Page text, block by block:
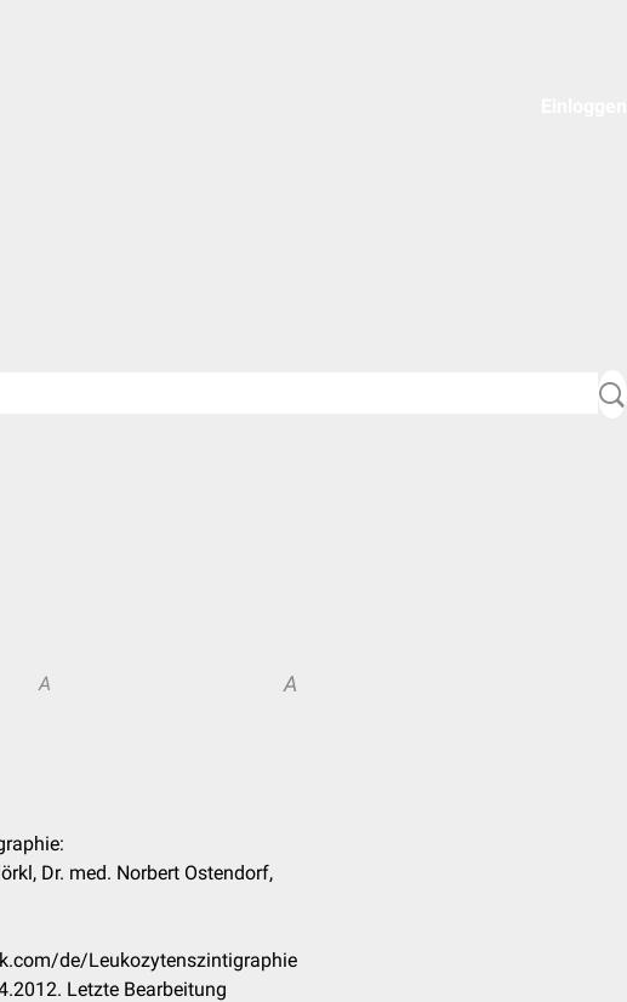
A A
Dr. med. Norbert Ostendorf,
de/Leukozytenszintigraphie
Letzte Bearbeitung